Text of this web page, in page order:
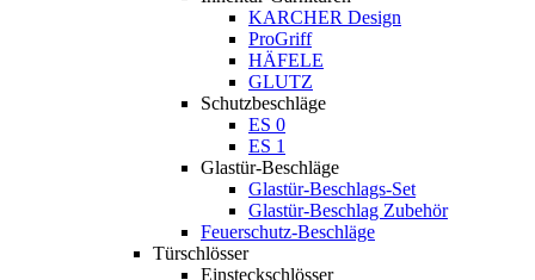
KARCHER Design
ProGriff
HÄFELE
GLUTZ
Schutzbeschläge
ES 0
ES 1
Glastür-Beschläge
Glastür-Beschlags-Set
Glastür-Beschlag Zubehör
Feuerschutz-Beschläge
Türschlösser
Einsteckschlösser